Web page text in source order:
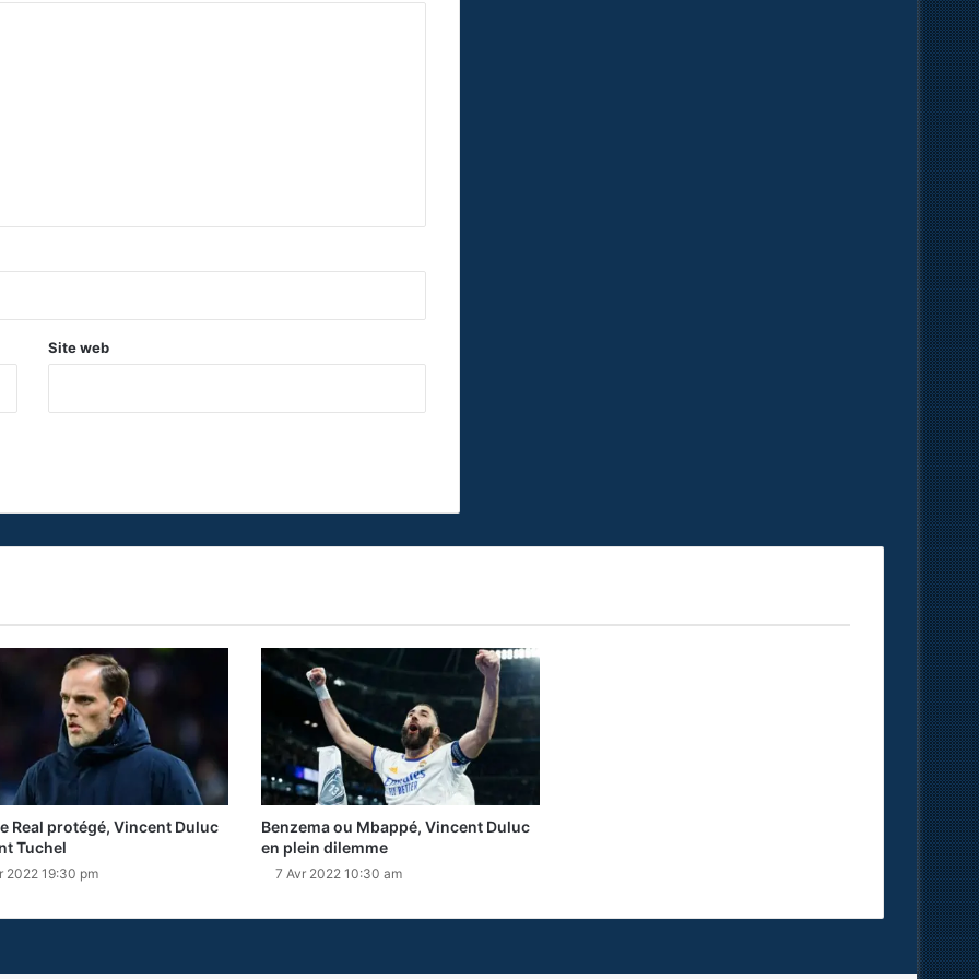
Site web
Real protégé, Vincent Duluc
Tuchel
2022 19:30 pm
Benzema ou Mbappé, Vincent Duluc
en plein dilemme
7 Avr 2022 10:30 am